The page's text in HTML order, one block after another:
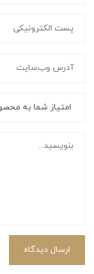
ارسال دیدگاه